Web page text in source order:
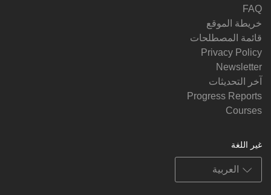
FAQ
خريطة الموقع
قائمة المصطلحات
Privacy Policy
Newsletter
آخر التحديثات
Progress Reports
Courses
غير اللغة